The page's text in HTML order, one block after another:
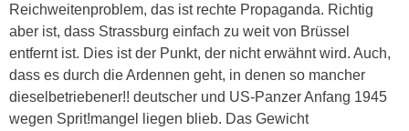
Reichweitenproblem, das ist rechte Propaganda. Richtig
aber ist, dass Strassburg einfach zu weit von Brüssel
entfernt ist. Dies ist der Punkt, der nicht erwähnt wird. Auch,
dass es durch die Ardennen geht, in denen so mancher
dieselbetriebener!! deutscher und US-Panzer Anfang 1945
wegen Sprit!mangel liegen blieb. Das Gewicht